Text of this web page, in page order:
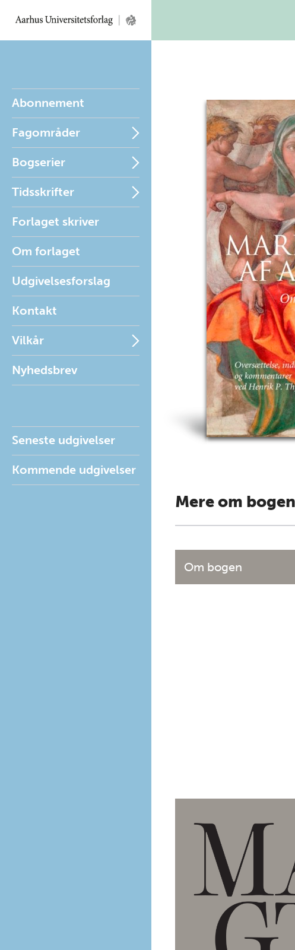
Abonnement
Fagområder
Bogserier
Tidsskrifter
Forlaget skriver
Om forlaget
Udgivelsesforslag
Kontakt
Vilkår
Nyhedsbrev
Seneste udgivelser
Kommende udgivelser
Mere om bogen
Om bogen